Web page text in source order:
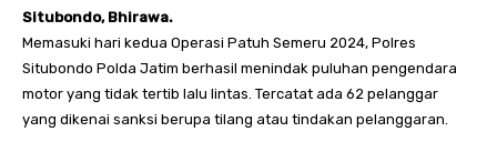
Situbondo, Bhirawa.
Memasuki hari kedua Operasi Patuh Semeru 2024, Polres
Situbondo Polda Jatim berhasil menindak puluhan pengendara
motor yang tidak tertib lalu lintas. Tercatat ada 62 pelanggar
yang dikenai sanksi berupa tilang atau tindakan pelanggaran.